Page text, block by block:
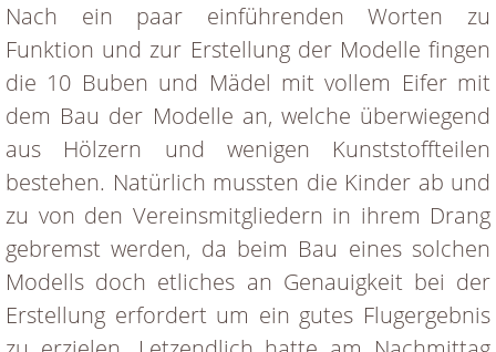
Nach ein paar einführenden Worten zu
Funktion und zur Erstellung der Modelle fingen
die 10 Buben und Mädel mit vollem Eifer mit
dem Bau der Modelle an, welche überwiegend
aus Hölzern und wenigen Kunststoffteilen
bestehen. Natürlich mussten die Kinder ab und
zu von den Vereinsmitgliedern in ihrem Drang
gebremst werden, da beim Bau eines solchen
Modells doch etliches an Genauigkeit bei der
Erstellung erfordert um ein gutes Flugergebnis